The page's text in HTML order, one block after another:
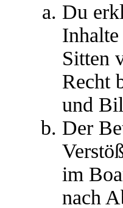
Du
Sitten
Recht
und
Der
im
nach